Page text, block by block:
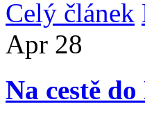
Celý článek
Apr 28
Na cestě